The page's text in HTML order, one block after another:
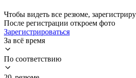
Чтобы видеть все резюме,
После регистрации откроем фото
Зарегистрироваться
За всё время
По соответствию